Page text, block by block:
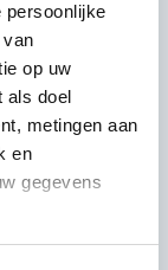
persoonlijke
op uw
als doel
metingen aan
en
gegevens
290